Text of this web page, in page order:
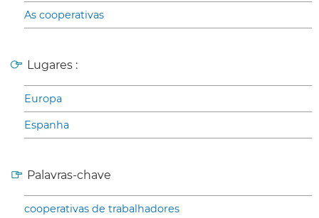
As cooperativas
Lugares :
Europa
Espanha
Palavras-chave
cooperativas de trabalhadores